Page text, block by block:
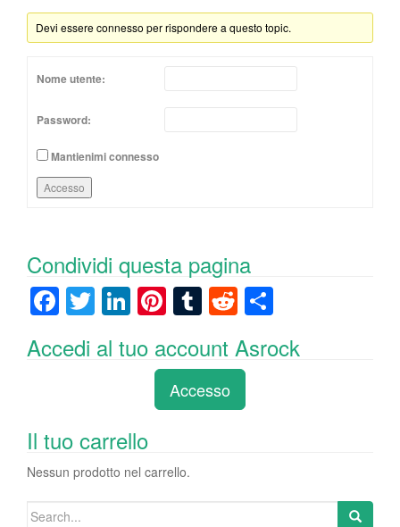
Devi essere connesso per rispondere a questo topic.
Nome utente:
Password:
Mantienimi connesso
Accesso
Condividi questa pagina
F
c
o
o
k
T
wi
tt
Li
k
n
Pi
er
e
st
T
m
bl
r
R
e
d
di
t
n
Accedi al tuo account Asrock
Accesso
Il tuo carrello
Nessun prodotto nel carrello.
Search